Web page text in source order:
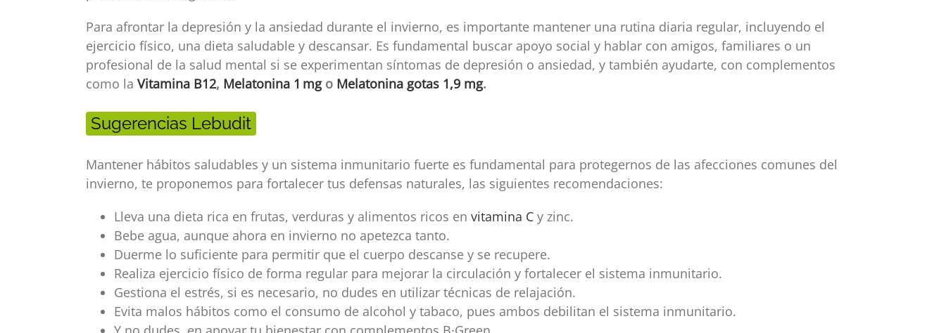
Para afrontar la depresión y la ansiedad durante el invierno, es importante mantener una rutina diaria regular, incluyendo el
ejercicio físico, una dieta saludable y descansar. Es fundamental buscar apoyo social y hablar con amigos, familiares o un
profesional de la salud mental si se experimentan síntomas de depresión o ansiedad, y también ayudarte, con complementos
como la Vitamina B12, Melatonina 1 mgo Melatonina gotas 1,9 mg.
Sugerencias Lebudit
Mantener hábitos saludables y un sistema inmunitario fuerte es fundamental para protegernos de las afecciones comunes del
invierno, te proponemos para fortalecer tus defensas naturales, las siguientes recomendaciones:
Lleva una dieta rica en frutas, verduras y alimentos ricos en vitamina Cy zinc.
Bebe agua, aunque ahora en invierno no apetezca tanto.
Duerme lo suficiente para permitir que el cuerpo descanse y se recupere.
Realiza ejercicio físico de forma regular para mejorar la circulación y fortalecer el sistema inmunitario.
Gestiona el estrés, si es necesario, no dudes en utilizar técnicas de relajación.
Evita malos hábitos como el consumo de alcohol y tabaco, pues ambos debilitan el sistema inmunitario.